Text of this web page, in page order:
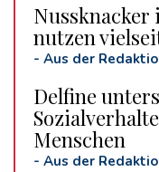
Nussknacker
nutzen
- Aus der
Delfine
Menschen
- Aus der